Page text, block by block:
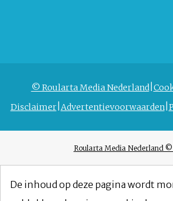
© Roularta Media Nederland
Disclaimer Advertentievoorwaarden
Roularta Media Nederland
De inhoud op deze pagina wordt